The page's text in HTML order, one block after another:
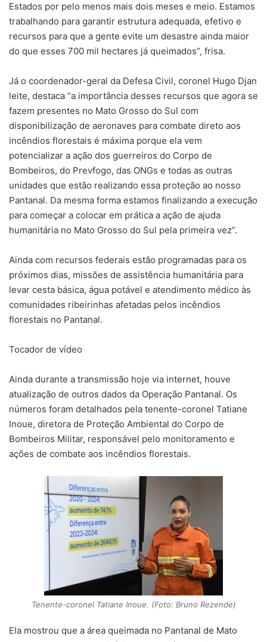
Estados por pelo menos mais dois meses e meio. Estamos
trabalhando para garantir estrutura adequada, efetivo e
recursos para que a gente evite um desastre ainda maior
do que esses 700 mil hectares já queimados”, frisa.
Já o coordenador-geral da Defesa Civil, coronel Hugo Djan
leite, destaca “a importância desses recursos que agora se
fazem presentes no Mato Grosso do Sul com
disponibilização de aeronaves para combate direto aos
incêndios florestais é máxima porque ela vem
potencializar a ação dos guerreiros do Corpo de
Bombeiros, do Prevfogo, das ONGs e todas as outras
unidades que estão realizando essa proteção ao nosso
Pantanal. Da mesma forma estamos finalizando a execução
para começar a colocar em prática a ação de ajuda
humanitária no Mato Grosso do Sul pela primeira vez”.
Ainda com recursos federais estão programadas para os
próximos dias, missões de assistência humanitária para
levar cesta básica, água potável e atendimento médico às
comunidades ribeirinhas afetadas pelos incêndios
florestais no Pantanal.
Tocador de vídeo
Ainda durante a transmissão hoje via internet, houve
atualização de outros dados da Operação Pantanal. Os
números foram detalhados pela tenente-coronel Tatiane
Inoue, diretora de Proteção Ambiental do Corpo de
Bombeiros Militar, responsável pelo monitoramento e
ações de combate aos incêndios florestais.
Tenente-coronel Tatiane Inoue. (Foto: Bruno Rezende)
Ela mostrou que a área queimada no Pantanal de Mato